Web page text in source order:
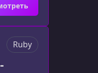
Ruby